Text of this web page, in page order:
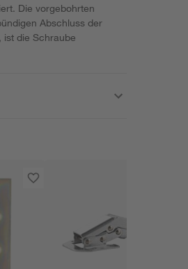
Die vorgebohrten
Abschluss der
ist die Schraube